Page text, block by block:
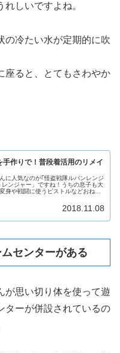
しいですよね。
の冷たい水が定期的に吹
座ると、とてもさわやか
手作りで！普段着活用のリメイ
に人気なのが｢怪盗戦隊ルパンレンジ
ンジャー」ですね！うちの息子も大
身や戦闘に使うピストルなどおねだ
。さすがに、家計的にも買ってあげ
果、家にある息子の洋服でリメイク
2018.11.08
センターがある
が思い切り体を使って遊
ターが併設されているの